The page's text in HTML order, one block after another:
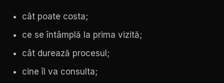
cât poate costa;
ce se întâmplă la prima vizită;
cât durează procesul;
cine îl va consulta;